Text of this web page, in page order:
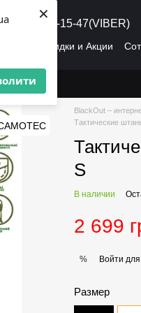
×
(095) 486-15-47(VIBER)
Скидки и Акции
BlackOut –
Тактические
S
В наличии
2 699
% Войти
Размер